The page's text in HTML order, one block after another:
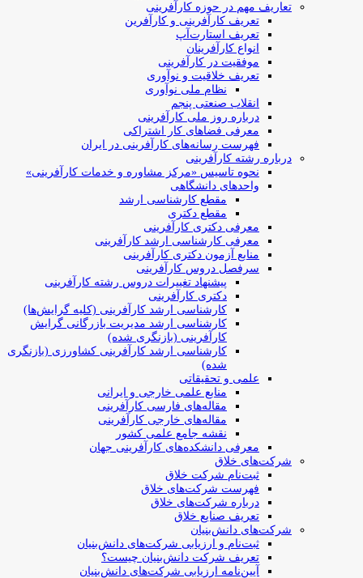
تعاریف مهم در حوزه کارآفرینی
تعریف کارآفرینی و کارآفرین
تعریف استارت‌آپ
انواع کارآفرینان
موفقیت در کارآفرینی
تعریف خلاقیت و نوآوری
نظام ملی نوآوری
انقلاب صنعتی پنجم
درباره روز ملی کارآفرینی
معرفی فضاهای کار اشتراکی
فهرست رسانه‌های کارآفرینی در ایران
درباره رشته کارآفرینی
نحوه تاسیس «مرکز مشاوره و خدمات کارآفرینی»
واحدهای دانشگاهی
مقطع کارشناسی ارشد
مقطع دکتری
معرفی دکتری کارآفرینی
معرفی کارشناسی ارشد کارآفرینی
منابع آزمون دکتری کارآفرینی
سرفصل دروس کارآفرینی
پیشنهاد تغییرات دروس رشته کارآفرینی
دکتری کارآفرینی
کارشناسی ارشد کارآفرینی (کلیه گرایش‌ها)
کارشناسی ارشد مدیریت بازرگانی گرایش
کارآفرینی (بازنگری شده)
کارشناسی ارشد کارآفرینی کشاورزی (بازنگری
شده)
علمی و تحقیقاتی
منابع علمی خارجی و ایرانی
مقاله‌های فارسی کارآفرینی
مقاله‌های خارجی کارآفرینی
نقشه جامع علمی کشور
معرفی دانشکده‌های کارآفرینی جهان
شرکت‌های خلاق
ثبت‌نام شرکت خلاق
فهرست شرکت‌های خلاق
درباره شرکت‌های خلاق
تعریف صنایع خلاق
شرکت‌های دانش‌بنیان
ثبت‌نام و ارزیابی شرکت‌های دانش‌بنیان
تعریف شرکت دانش‌بنیان چیست؟
آیین‌نامه ارزیابی شرکت‌های دانش‌بنیان